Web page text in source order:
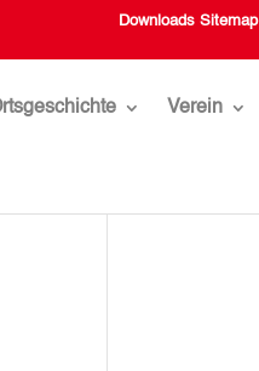
Downloads Sitemap
Verein